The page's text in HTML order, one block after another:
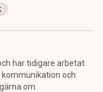
har tidigare arbetat
och
om